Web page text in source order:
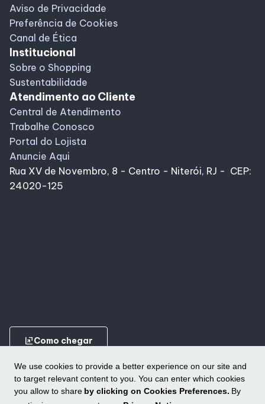
We use cookies to provide a better experience on our site and
to target relevant content to you. You can enter which cookies
you allow to share by clicking on Cookies Preferences. By
Aviso de Privacidade
Preferência de Cookies
Canal de Ética
Institucional
Sobre o Shopping
Sustentabilidade
Atendimento ao Cliente
Central de Atendimento
Trabalhe Conosco
Portal do Lojista
Anuncie Aqui
Rua XV de Novembro, 8 - Centro - Niterói, RJ - CEP:
24020-125
ungroupComo chegar